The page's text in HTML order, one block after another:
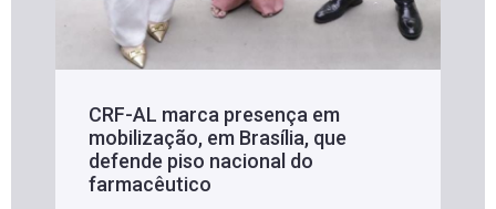
CRF-AL marca presença em
mobilização, em Brasília, que
defende piso nacional do
farmacêutico